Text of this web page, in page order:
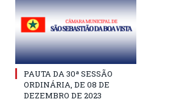
PAUTA DA 30ª SESSÃO
ORDINÁRIA, DE 08 DE
DEZEMBRO DE 2023